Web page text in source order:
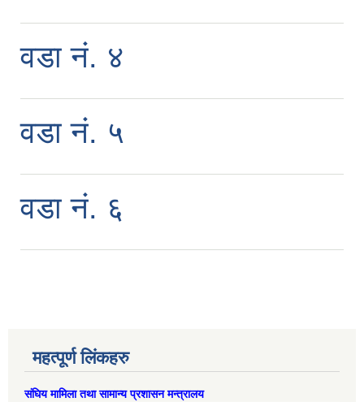
वडा नं. ४
वडा नं. ५
वडा नं. ६
महत्पूर्ण लिंकहरु
संघिय मामिला तथा सामान्य प्रशासन मन्त्रालय